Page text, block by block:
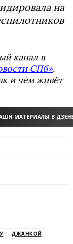
на
канал в
СПб».
и чем живёт
МАТЕРИАЛЫ В
ДЖАНКОЙ